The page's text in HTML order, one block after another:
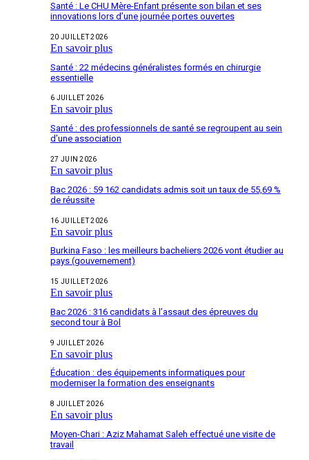
Santé : Le CHU Mère-Enfant présente son bilan et ses
innovations lors d’une journée portes ouvertes
20 JUILLET 2026
En savoir plus
Santé : 22 médecins généralistes formés en chirurgie
essentielle
6 JUILLET 2026
En savoir plus
Santé : des professionnels de santé se regroupent au sein
d’une association
27 JUIN 2026
En savoir plus
Bac 2026 : 59 162 candidats admis soit un taux de 55,69 %
de réussite
16 JUILLET 2026
En savoir plus
Burkina Faso : les meilleurs bacheliers 2026 vont étudier au
pays (gouvernement)
15 JUILLET 2026
En savoir plus
Bac 2026 : 316 candidats à l’assaut des épreuves du
second tour à Bol
9 JUILLET 2026
En savoir plus
Éducation : des équipements informatiques pour
moderniser la formation des enseignants
8 JUILLET 2026
En savoir plus
Moyen-Chari : Aziz Mahamat Saleh effectué une visite de
travail